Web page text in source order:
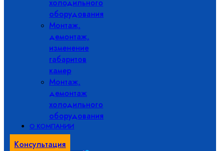
холодильного
оборудования
Монтаж,
демонтаж,
изменение
габаритов
камер
Монтаж,
демонтаж
холодильного
оборудования
О КОМПАНИИ
Консультация